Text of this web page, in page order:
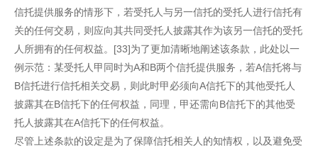
信托提供服务的情形下，若受托人与另一信托的受托人进行信托有
关的任何交易，则应向其共同受托人披露其作为该另一信托的受托
人所拥有的任何权益。[33]为了更加清晰地阐述该条款，此处以一
例示范：某受托人甲同时为A和B两个信托提供服务，若A信托将与
B信托进行信托相关交易，则此时甲必须向A信托下的其他受托人
披露其在B信托下的任何权益，同理，甲还需向B信托下的其他受
托人披露其在A信托下的任何权益。
尽管上述条款的设定是为了保障信托相关人的知情权，以及避免受